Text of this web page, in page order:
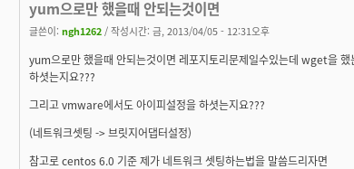
yum으로만 했을때 안되는것이면
글쓴이: ngh1262 / 작성시간: 금, 2013/04/05 - 12:31오후
yum으로만 했을때 안되는것이면 레포지토리문제일수있는데 wget을
하셧는지요???
그리고 vmware에서도 아이피설정을 하셧는지요???
(네트워크셋팅 -> 브릿지어댑터설정)
참고로 centos 6.0 기준 제가 네트워크 셋팅하는법을 말씀드리자면